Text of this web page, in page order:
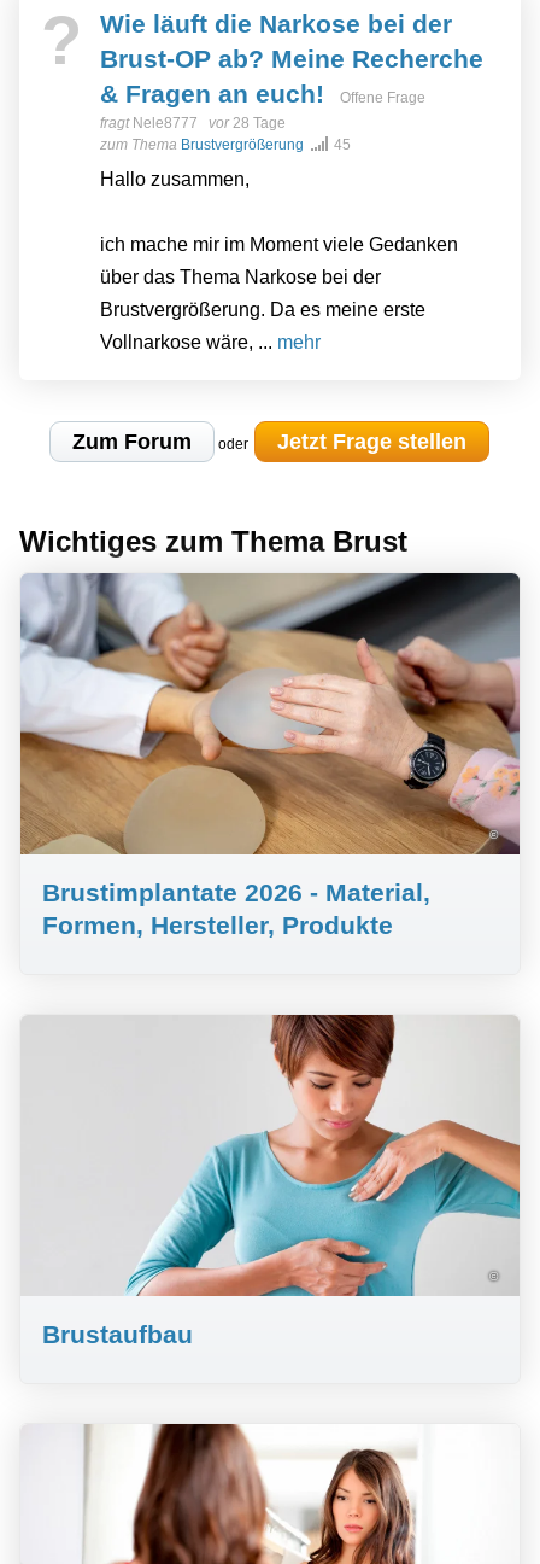
?
Wie läuft die Narkose bei der
Brust-OP ab? Meine Recherche
& Fragen an euch!
Offene Frage
fragt Nele8777 vor28 Tage
zum Thema Brustvergrößerung 45
Hallo zusammen,
ich mache mir im Moment viele Gedanken
über das Thema Narkose bei der
Brustvergrößerung. Da es meine erste
Vollnarkose wäre, ... mehr
Zum Forum oder Jetzt Frage stellen
Wichtiges zum Thema Brust
©
Brustimplantate 2026 - Material,
Formen, Hersteller, Produkte
©
Brustaufbau